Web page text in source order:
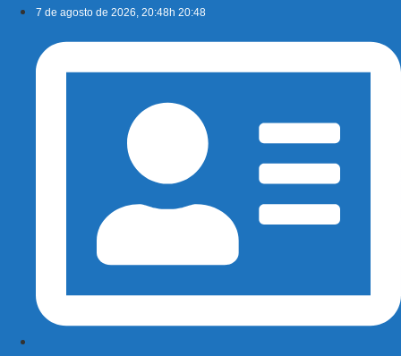
conteúdo
7 de agosto de 2026, 20:48h 20:48